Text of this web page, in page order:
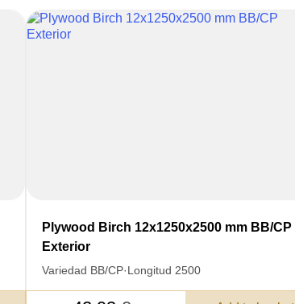
Plywood Birch 12x1250x2500 mm BB/CP
Exterior
Variedad BB/CP·Longitud 2500